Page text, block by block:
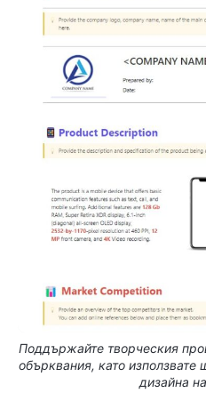
Поддържайте творческия
обърквания, като
дизайна